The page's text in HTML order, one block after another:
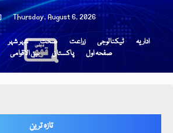
Thursday, August 6, 2026
شہر شہر صحت زراعت ٹیکنالوجی
اداریہ
بین الاقوامی پاکستان صفحہ اول
تازہ ترین